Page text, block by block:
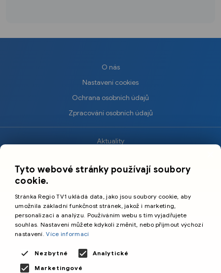
O nás
Nastavení cookies
Ochrana osobních údajů
Zpracování osobních údajů
Aktuality
Sport
Cestování
Primetime Media s.r.o.
Tyto webové stránky používají soubory
cookie.
Stránka Regio TV1 ukládá data, jako jsou soubory cookie, aby
umožnila základní funkčnost stránek, jakož i marketing,
personalizaci a analýzu. Používáním webu s tím vyjadřujete
souhlas. Nastavení můžete kdykoli změnit, nebo přijmout výchozí
nastavení.Více informací
Nezbytné
Analytické
Marketingové